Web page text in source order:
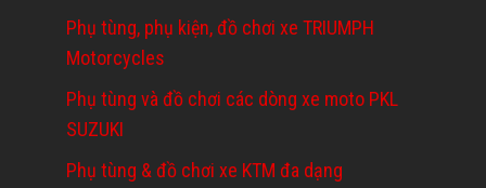
Phụ tùng, phụ kiện, đồ chơi xe TRIUMPH
Motorcycles
Phụ tùng và đồ chơi các dòng xe moto PKL
SUZUKI
Phụ tùng & đồ chơi xe KTM đa dạng